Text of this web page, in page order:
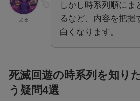
よる
しかし時系列順にま
るなど、内容を把握
白くなります。
死滅回遊の時系列を知り
う疑問4選